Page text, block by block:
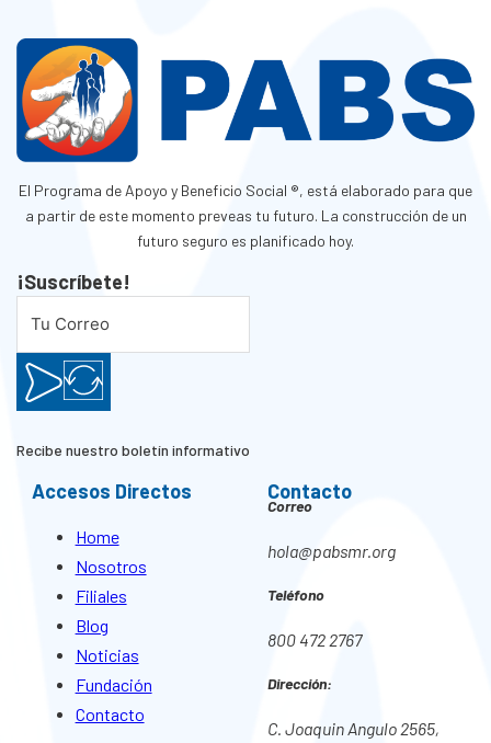
El Programa de Apoyo y Beneficio Social ®, está elaborado para que
a partir de este momento preveas tu futuro. La construcción de un
futuro seguro es planificado hoy.
¡Suscríbete!
Recibe nuestro boletín informativo
Accesos Directos
Home
Nosotros
Filiales
Blog
Noticias
Fundación
Contacto
Contacto
Correo
hola@pabsmr.org
Teléfono
800 472 2767
Dirección:
C. Joaquin Angulo 2565,